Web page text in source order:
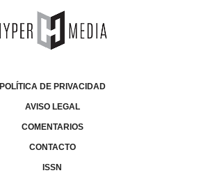
POLÍTICA DE PRIVACIDAD
AVISO LEGAL
COMENTARIOS
CONTACTO
ISSN